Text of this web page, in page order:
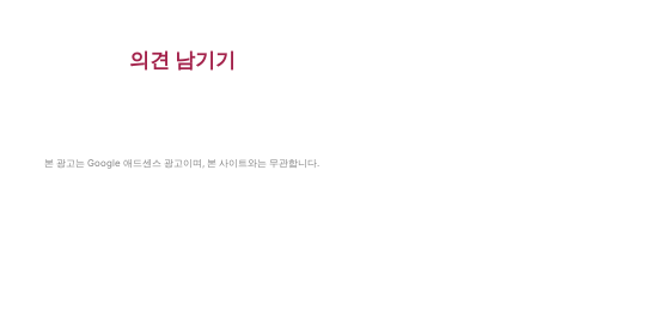
의견 남기기
본 광고는 Google 애드센스 광고이며, 본 사이트와는 무관합니다.